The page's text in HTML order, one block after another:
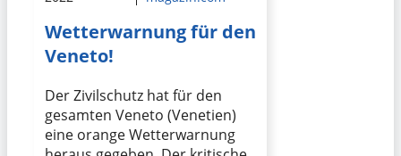
Wetterwarnung für den
Veneto!
Der Zivilschutz hat für den
gesamten Veneto (Venetien)
eine orange Wetterwarnung